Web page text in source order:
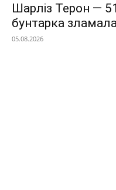
Шарліз Терон —
бунтарка
05.08.2026